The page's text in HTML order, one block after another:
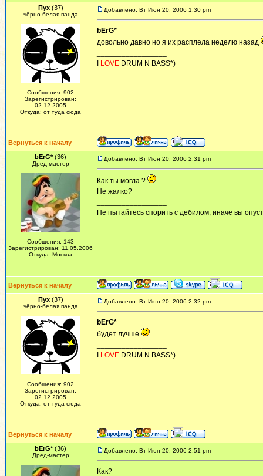
Пух(37)
чёрно-белая панда
Сообщения: 902
Зарегистрирован:
02.12.2005
Откуда: от туда сюда
Добавлено: Вт Июн 20, 2006 1:30 pm
bErG*
довольно давно но я их расплела неделю назад
LOVE DRUM N BASS*)
Вернуться к началу
bErG*(36)
Дред-мастер
Сообщения: 143
Зарегистрирован: 11.05.2006
Откуда: Москва
Добавлено: Вт Июн 20, 2006 2:31 pm
Как ты могла ?
Не жалко?
Не пытайтесь спорить с дебилом, иначе вы
Вернуться к началу
Пух(37)
чёрно-белая панда
Сообщения: 902
Зарегистрирован:
02.12.2005
Откуда: от туда сюда
Добавлено: Вт Июн 20, 2006 2:32 pm
bErG*
будет лучше
LOVE DRUM N BASS*)
Вернуться к началу
bErG*(36)
Дред-мастер
Добавлено: Вт Июн 20, 2006 2:51 pm
Как?